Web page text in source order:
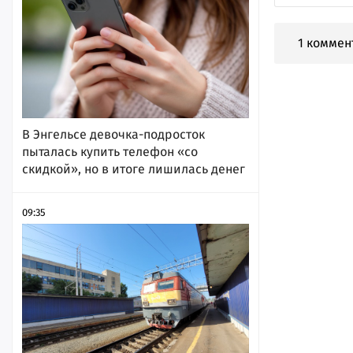
В Энгельсе девочка-подросток
пыталась купить телефон «со
скидкой», но в итоге лишилась денег
09:35
1